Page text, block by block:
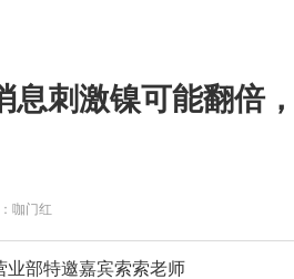
息刺激镍可能翻倍
咖门红
部特邀嘉宾索索老师